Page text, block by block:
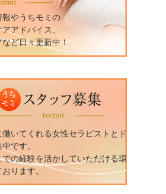
やうちモミの
アドバイス、
ど日々更新中！
いてくれる女性セラピストとド
です。
の経験を活かしていただける環
ります。